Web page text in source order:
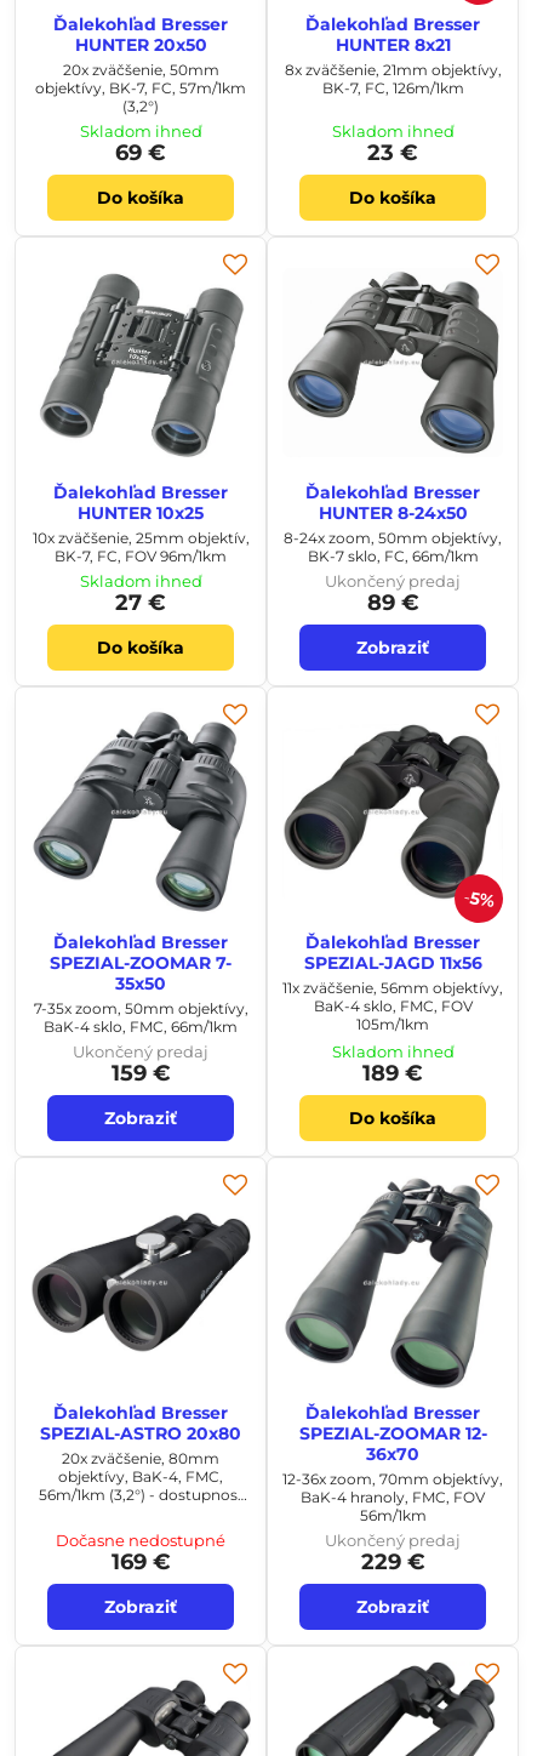
Ďalekohľad Bresser
HUNTER 20x50
20x zväčšenie, 50mm
objektívy, BK-7, FC, 57m/1km
(3,2°)
Skladom ihneď
69 €
Do košíka
Ďalekohľad Bresser
HUNTER 8x21
8x zväčšenie, 21mm objektívy,
BK-7, FC, 126m/1km
Skladom ihneď
23 €
Do košíka
Ďalekohľad Bresser
HUNTER 10x25
10x zväčšenie, 25mm objektív,
BK-7, FC, FOV 96m/1km
Skladom ihneď
27 €
Do košíka
Ďalekohľad Bresser
HUNTER 8-24x50
8-24x zoom, 50mm objektívy,
BK-7 sklo, FC, 66m/1km
Ukončený predaj
89 €
Zobraziť
Ďalekohľad Bresser
SPEZIAL-ZOOMAR 7-
35x50
7-35x zoom, 50mm objektívy,
BaK-4 sklo, FMC, 66m/1km
Ukončený predaj
159 €
Zobraziť
5%
Ďalekohľad Bresser
SPEZIAL-JAGD 11x56
11x zväčšenie, 56mm objektívy,
BaK-4 sklo, FMC, FOV
105m/1km
Skladom ihneď
189 €
Do košíka
Ďalekohľad Bresser
SPEZIAL-ASTRO 20x80
20x zväčšenie, 80mm
objektívy, BaK-4, FMC,
56m/1km (3,2°) - dostupnosť
Dočasne nedostupné
169 €
Zobraziť
Ďalekohľad Bresser
SPEZIAL-ZOOMAR 12-
36x70
12-36x zoom, 70mm objektívy,
BaK-4 hranoly, FMC, FOV
56m/1km
Ukončený predaj
229 €
Zobraziť